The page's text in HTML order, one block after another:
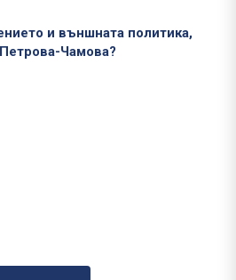
и външната политика,
Чамова?